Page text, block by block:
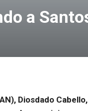
a
Diosdado